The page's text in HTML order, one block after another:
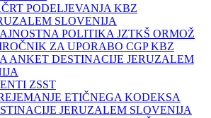
PODELJEVANJA KBZ
SLOVENIJA
POLITIKA JZTKŠ ORMOŽ
ZA UPORABO CGP KBZ
ANKET DESTINACIJE JERUZALEM
ZSST
ETIČNEGA KODEKSA
JERUZALEM SLOVENIJA